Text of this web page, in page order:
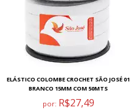
ELÁSTICO COLOMBE CROCHET SÃO JOSÉ 01
BRANCO 15MM COM 50MTS
por: R$27,49